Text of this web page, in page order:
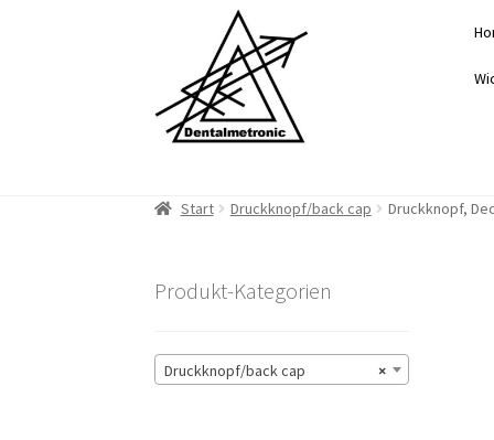
Navigation
springen
springen
Start Druckknopf/back cap Druckknopf,
Produkt-Kategorien
×
Druckknopf/back cap